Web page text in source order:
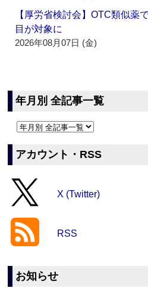
【厚労省検討会】OTC類似薬
目が対象に
2026年08月07日 (金)
年月別 全記事一覧
アカウント・RSS
X (Twitter)
RSS
お知らせ